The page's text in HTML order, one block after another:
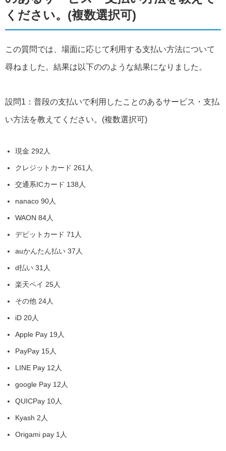
ください。(複数選択可)
この質問では、場面に応じて利用する支払い方法について
尋ねました。結果は以下ののような結果になりました。
設問1：普段の支払いで利用したことのあるサービス・支払
い方法を教えてください。(複数選択可)
現金 292人
クレジットカード 261人
交通系ICカード 138人
nanaco 90人
WAON 84人
デビットカード 71人
auかんたん払い 37人
d払い 31人
楽天ペイ 25人
その他 24人
iD 20人
Apple Pay 19人
PayPay 15人
LINE Pay 12人
google Pay 12人
QUICPay 10人
Kyash 2人
Origami pay 1人